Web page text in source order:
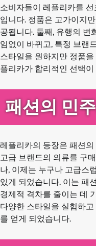
소비자들이 레플리카를
입니다. 정품은 고가이지
공됩니다. 둘째, 유행의 변
임없이 바뀌고, 특정 브랜
스타일을 원하지만 정품
플리카가 합리적인 선택
패션의 민
레플리카의 등장은 패션
고급 브랜드의 의류를 구
나, 이제는 누구나 고급스
있게 되었습니다. 이는 패
경제적 격차를 줄이는 데
다양한 스타일을 실험하
를 얻게 되었습니다.